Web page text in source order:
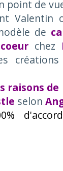
point de
Valentin
de
chez
raisons
selon